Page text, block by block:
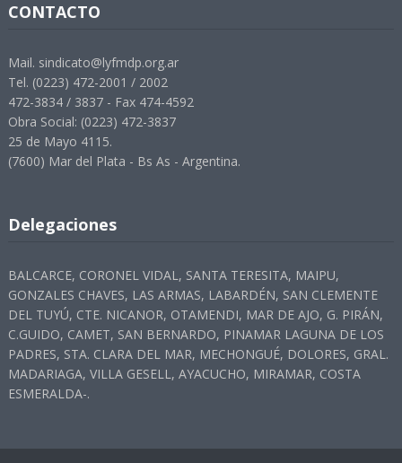
CONTACTO
Mail. sindicato@lyfmdp.org.ar
Tel. (0223) 472-2001 / 2002
472-3834 / 3837 - Fax 474-4592
Obra Social: (0223) 472-3837
25 de Mayo 4115.
(7600) Mar del Plata - Bs As - Argentina.
Delegaciones
BALCARCE, CORONEL VIDAL, SANTA TERESITA, MAIPU,
GONZALES CHAVES, LAS ARMAS, LABARDÉN, SAN CLEMENTE
DEL TUYÚ, CTE. NICANOR, OTAMENDI, MAR DE AJO, G. PIRÁN,
C.GUIDO, CAMET, SAN BERNARDO, PINAMAR LAGUNA DE LOS
PADRES, STA. CLARA DEL MAR, MECHONGUÉ, DOLORES, GRAL.
MADARIAGA, VILLA GESELL, AYACUCHO, MIRAMAR, COSTA
ESMERALDA-.